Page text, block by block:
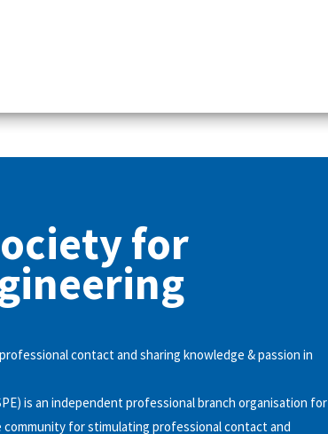
for
contact and sharing knowledge & passion in
is an independent professional branch organisation for
community for stimulating professional contact and